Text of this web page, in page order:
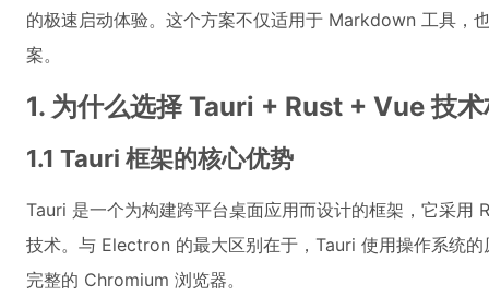
的极速启动体验。这个方案不仅适用于 Markdown 工具，
案。
1. 为什么选择 Tauri + Rust + Vue 技术
1.1 Tauri 框架的核心优势
Tauri 是一个为构建跨平台桌面应用而设计的框架，它采用
技术。与 Electron 的最大区别在于，Tauri 使用操作系统
完整的 Chromium 浏览器。